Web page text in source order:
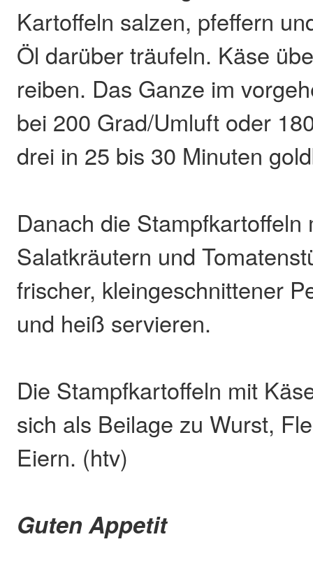
Kartoffeln salzen, pfeffern
Öl darüber träufeln. Käse
reiben. Das Ganze im
bei 200 Grad/Umluft oder
drei in 25 bis 30 Minuten
Danach die Stampfkartoffeln
Salatkräutern und
frischer, kleingeschnittener
und heiß servieren.
Die Stampfkartoffeln mit
sich als Beilage zu Wurst,
Eiern. (htv)
Guten Appetit